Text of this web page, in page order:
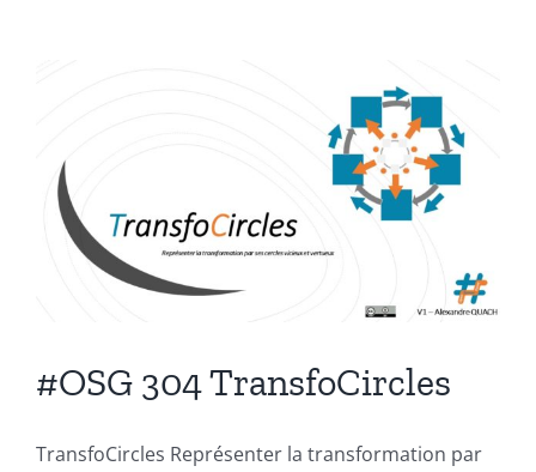
#OSG 304 TransfoCircles
TransfoCircles Représenter la transformation par